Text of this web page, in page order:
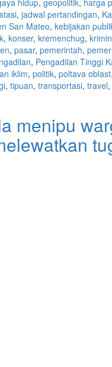
hidup, geopolitik, harga
, jadwal pertandingan,
San Mateo, kebijakan
, konser, kremenchug,
, pasar, pemerintah,
, Pengadilan Tinggi
iklim, politik, poltava oblast,
, tipuan, transportasi, travel,
menipu